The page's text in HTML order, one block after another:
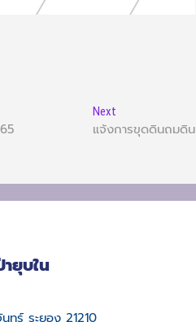
Next
แจ้งการขุดดินถมดิน
ยุบใน
ร์ ระยอง 21210